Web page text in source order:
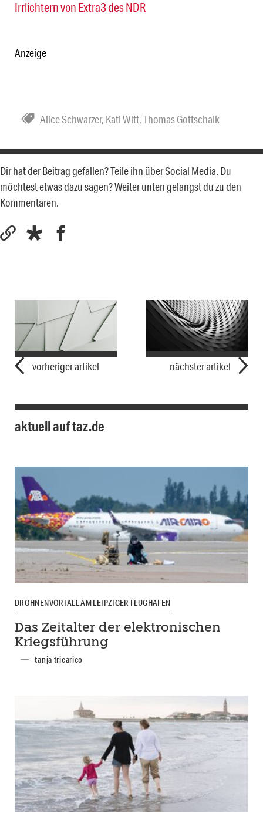
Irrlichtern von Extra3 des NDR
Anzeige
Alice Schwarzer, Kati Witt,Thomas Gottschalk
Dir hat der Beitrag gefallen? Teile ihn über Social Media. Du
möchtest etwas dazu sagen? Weiter unten gelangst du zu den
Kommentaren.
vorheriger artikel nächster artikel
aktuell auf taz.de
DROHNENVORFALL AM LEIPZIGER FLUGHAFEN
Das Zeitalter der elektronischen
Kriegsführung
tanja tricarico